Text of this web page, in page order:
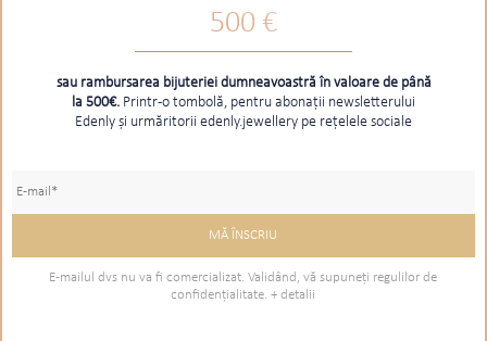
500 €
sau rambursarea bijuteriei dumneavoastră în valoare de până
la 500€. Printr-o tombolă, pentru abonații newsletterului
Edenly și urmăritorii edenly.jewellery pe rețelele sociale
E-mailul dvs nu va fi comercializat. Validând, vă supuneţi regulilor de
confidenţialitate.+ detalii